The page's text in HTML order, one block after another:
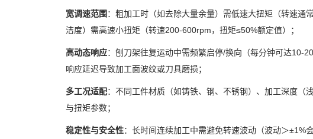
宽调速范围 ：粗加工时（如去除大量余量）需低速大扭矩（转速
洁度）需高速小扭矩（转速200-600rpm，扭矩≤50%额定值）；
高动态响应：刨刀架往复运动中需频繁启停/换向（每分钟可达10-
响应延迟导致加工面波纹或刀具磨损；
多工况适配：不同工件材质（如铸铁、钢、不锈钢）、加工深度（
与扭矩参数；
稳定性与安全性：长时间连续加工中需避免转速波动（波动＞±1%